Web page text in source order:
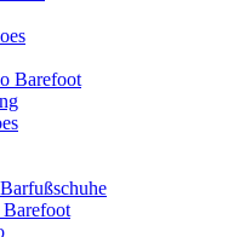
Barefoot
Barefoot